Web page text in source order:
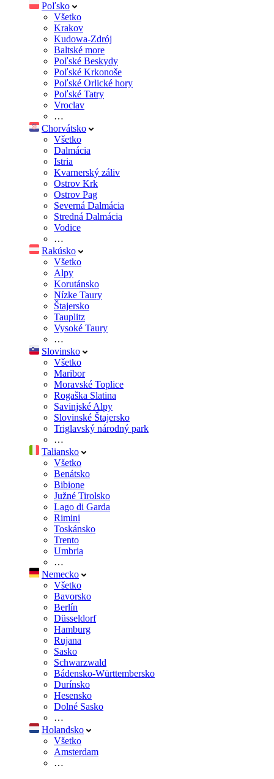
Poľsko
Všetko
Krakov
Kudowa-Zdrój
Baltské more
Poľské Beskydy
Poľské Krkonoše
Poľské Orlické hory
Poľské Tatry
Vroclav
…
Chorvátsko
Všetko
Dalmácia
Istria
Kvarnerský záliv
Ostrov Krk
Ostrov Pag
Severná Dalmácia
Stredná Dalmácia
Vodice
…
Rakúsko
Všetko
Alpy
Korutánsko
Nízke Taury
Štajersko
Tauplitz
Vysoké Taury
…
Slovinsko
Všetko
Maribor
Moravské Toplice
Rogaška Slatina
Savinjské Alpy
Slovinské Štajersko
Triglavský národný park
…
Taliansko
Všetko
Benátsko
Bibione
Južné Tirolsko
Lago di Garda
Rimini
Toskánsko
Trento
Umbria
…
Nemecko
Všetko
Bavorsko
Berlín
Düsseldorf
Hamburg
Rujana
Sasko
Schwarzwald
Bádensko-Württembersko
Durínsko
Hesensko
Dolné Sasko
…
Holandsko
Všetko
Amsterdam
…